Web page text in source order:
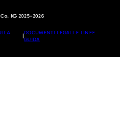
KG 2025–2026
|
DOCUMENTI LEGALI E LINEE
GUIDA